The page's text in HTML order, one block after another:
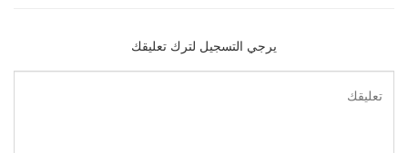
يرجي التسجيل لترك تعليقك